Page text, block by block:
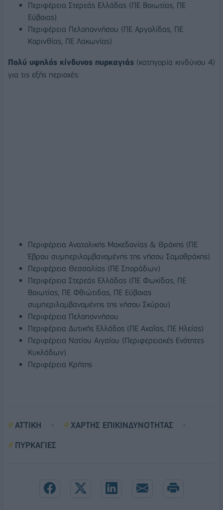
Περιφέρεια Στερεάς Ελλάδας (ΠΕ Βοιωτίας, ΠΕ
Εύβοιας)
Περιφέρεια Πελοποννήσου (ΠΕ Αργολίδας, ΠΕ
Κορινθίας, ΠΕ Λακωνίας)
Πολύ υψηλός κίνδυνος πυρκαγιάς (κατηγορία κινδύνου 4)
για τις εξής περιοχές:
Περιφέρεια Ανατολικής Μακεδονίας & Θράκης (ΠΕ
Έβρου συμπεριλαμβανομένης της νήσου Σαμοθράκης)
Περιφέρεια Θεσσαλίας (ΠΕ Σποράδων)
Περιφέρεια Στερεάς Ελλάδας (ΠΕ Φωκίδας, ΠΕ
Βοιωτίας, ΠΕ Φθιώτιδας, ΠΕ Εύβοιας
συμπεριλαμβανομένης της νήσου Σκύρου)
Περιφέρεια Πελοποννήσου
Περιφέρεια Δυτικής Ελλάδος (ΠΕ Αχαΐας, ΠΕ Ηλείας)
Περιφέρεια Νοτίου Αιγαίου (Περιφερειακές Ενότητες
Κυκλάδων)
Περιφέρεια Κρήτης
ΑΤΤΙΚΗ
ΧΑΡΤΗΣ ΕΠΙΚΙΝΔΥΝΟΤΗΤΑΣ
ΠΥΡΚΑΓΙΕΣ